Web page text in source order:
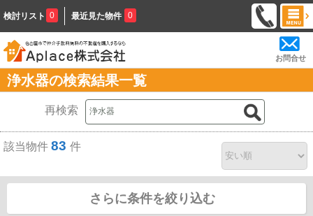
検討リスト 0 最近見た物件 0
お問合せ
浄水器の検索結果一覧
再検索
該当物件 83 件
さらに条件を絞り込む